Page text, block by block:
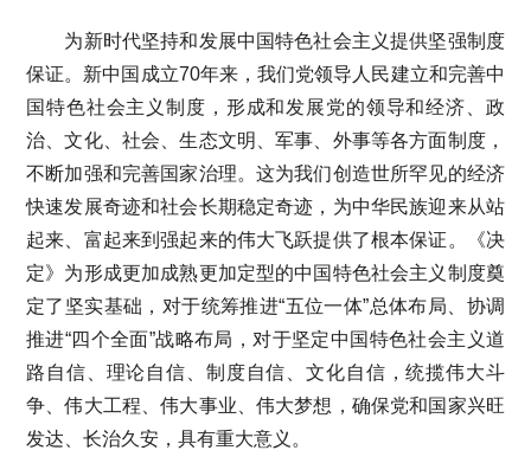
为新时代坚持和发展中国特色社会主义提供坚强制度
保证。新中国成立70年来，我们党领导人民建立和完善中
国特色社会主义制度，形成和发展党的领导和经济、政
治、文化、社会、生态文明、军事、外事等各方面制度，
不断加强和完善国家治理。这为我们创造世所罕见的经济
快速发展奇迹和社会长期稳定奇迹，为中华民族迎来从站
起来、富起来到强起来的伟大飞跃提供了根本保证。《决
定》为形成更加成熟更加定型的中国特色社会主义制度奠
定了坚实基础，对于统筹推进“五位一体”总体布局、协调
推进“四个全面”战略布局，对于坚定中国特色社会主义道
路自信、理论自信、制度自信、文化自信，统揽伟大斗
争、伟大工程、伟大事业、伟大梦想，确保党和国家兴旺
发达、长治久安，具有重大意义。